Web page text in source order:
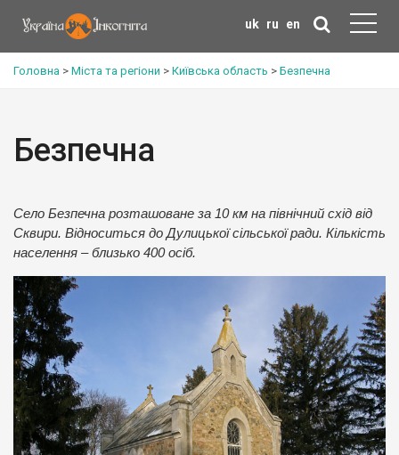
uk ru en
Головна > Міста та регіони > Київська область > Безпечна
Безпечна
Село Безпечна розташоване за 10 км на північний схід від
Сквири. Відноситься до Дулицької сільської ради. Кількість
населення – близько 400 осіб.